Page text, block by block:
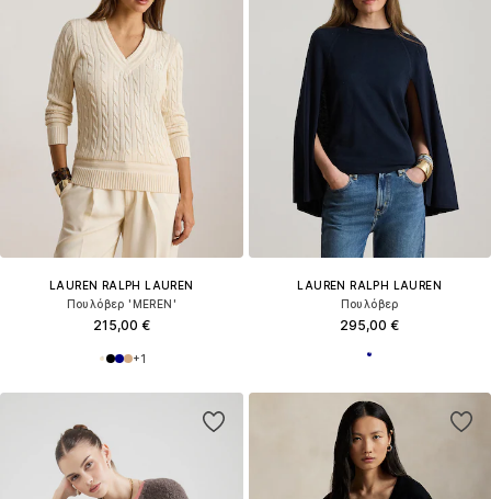
LAUREN RALPH LAUREN
Πουλόβερ 'MEREN'
215,00 €
+1
LAUREN RALPH LAUREN
Πουλόβερ
295,00 €